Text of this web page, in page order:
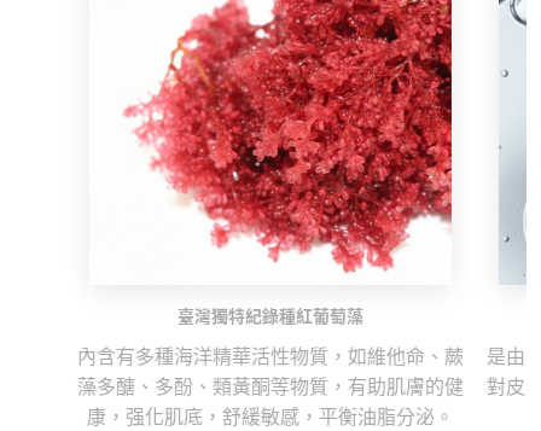
臺灣獨特紀錄種紅葡萄藻
內含有多種海洋精華活性物質，如維他命、蕨
藻多醣、多酚、類黃酮等物質，有助肌膚的健
康，强化肌底，舒緩敏感，平衡油脂分泌。
是由
對皮